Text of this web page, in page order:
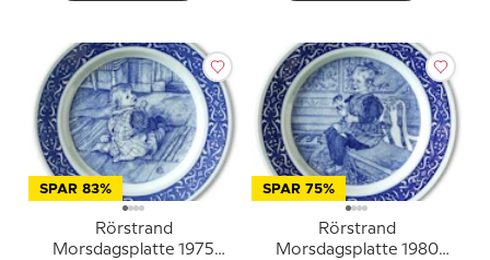
SPAR 83%
Rörstrand
Morsdagsplatte 1975
SPAR 75%
Rörstrand
Morsdagsplatte 1980